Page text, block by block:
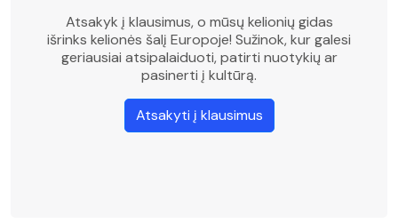
Atsakyk į klausimus, o mūsų kelionių gidas
išrinks kelionės šalį Europoje! Sužinok, kur galesi
geriausiai atsipalaiduoti, patirti nuotykių ar
pasinerti į kultūrą.
Atsakyti į klausimus